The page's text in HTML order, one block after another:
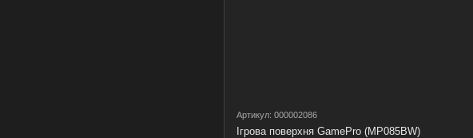
Артикул: 000002086
Ігрова поверхня GamePro (MP085BW)